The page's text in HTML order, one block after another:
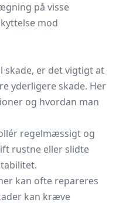
på visse
mod
skade, er det vigtigt at
yderligere skade. Her
og hvordan man
regelmæssigt og
rustne eller slidte
kan ofte repareres
kan kræve